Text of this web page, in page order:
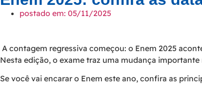
postado em: 05/11/2025
A contagem regressiva começou: o Enem 2025
Nesta edição, o exame traz uma mudança
Se você vai encarar o Enem este ano, confira as